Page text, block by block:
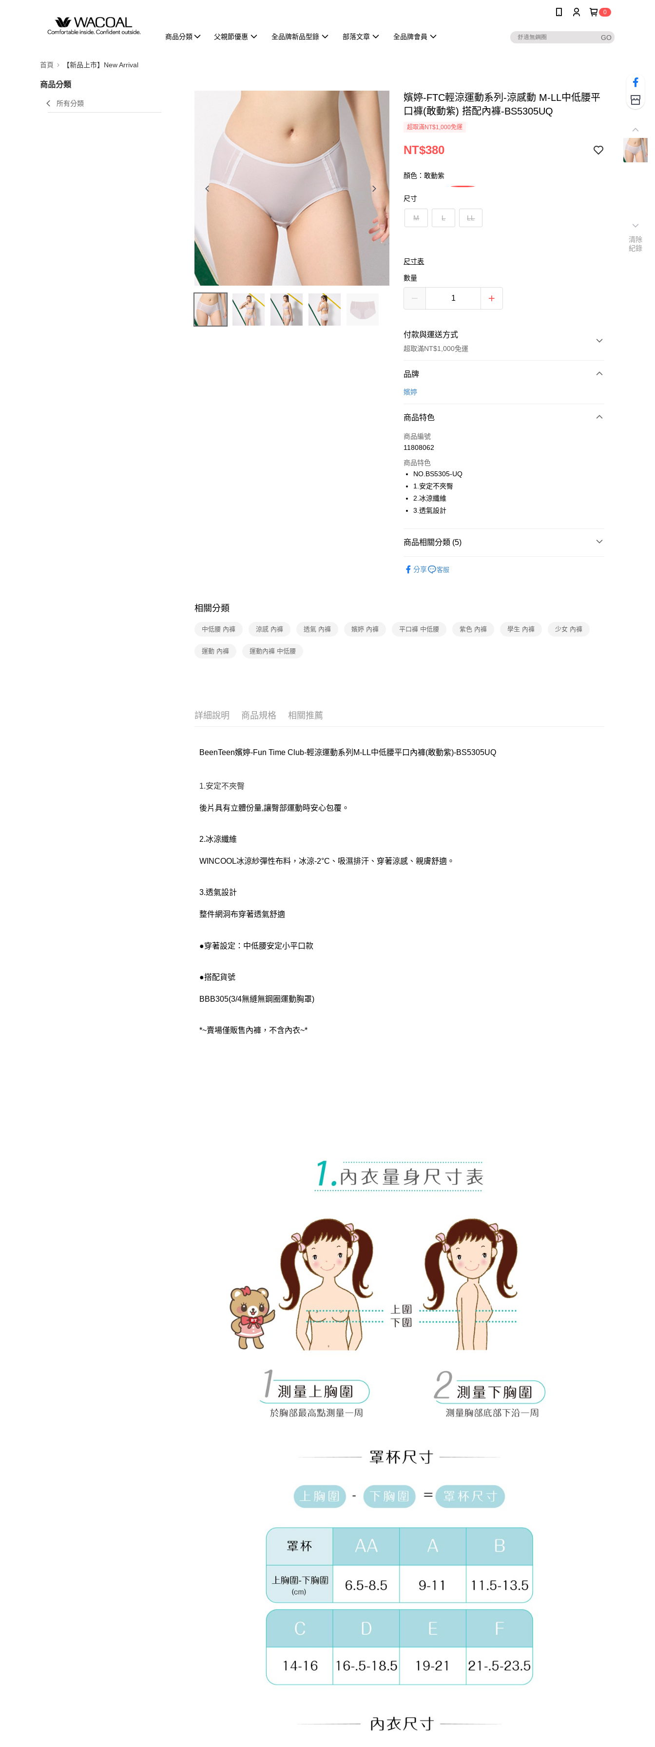
0
商品分類 父親節優惠 全品牌新品型錄 部落文章 全品牌會員
首頁 【新品上市】New Arrival
商品分類
所有分類
嬪婷-FTC輕涼運動系列-涼感動 M-LL中低腰平
口褲(敢動紫) 搭配內褲-BS5305UQ
超取滿NT$1,000免運
NT$380
顏色：敢動紫
尺寸
M L LL
尺寸表
數量
付款與運送方式
超取滿NT$1,000免運
付款方式
信用卡一次付款
街口支付
ATM付款
運送方式
全家取貨付款
付款後全家取貨
7-11取貨付款
品牌
嬪婷
商品特色
商品編號
11808062
商品特色
NO.BS5305-UQ
1.安定不夾臀
2.冰涼纖維
3.透氣設計
商品相關分類 (5)
【清涼一夏】正品滿2500省150
分享 客服
相關分類
中低腰 內褲 涼感 內褲 透氣 內褲 嬪婷 內褲 平口褲 中低腰 紫色 內褲 學生 內褲 少女 內褲
運動 內褲 運動內褲 中低腰
詳細說明 商品規格 相關推薦
BeenTeen嬪婷-Fun Time Club-輕涼運動系列M-LL中低腰平口內褲(敢動紫)-BS5305UQ
1.安定不夾臀
後片具有立體份量,讓臀部運動時安心包覆。
2.冰涼纖維
WINCOOL冰涼紗彈性布料，冰涼-2°C、吸濕排汗、穿著涼感、親膚舒適。
3.透氣設計
整件網洞布穿著透氣舒適
●穿著設定：中低腰安定小平口款
●搭配貨號
BBB305(3/4無縫無鋼圈運動胸罩)
*~賣場僅販售內褲，不含內衣~*
清除
紀錄